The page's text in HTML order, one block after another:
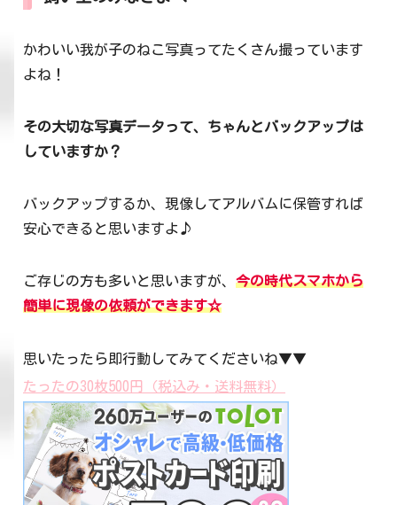
かわいい我が子のねこ写真ってたくさん撮っています
よね！
その大切な写真データって、ちゃんとバックアップは
していますか？
バックアップするか、現像してアルバムに保管すれば
安心できると思いますよ♪
ご存じの方も多いと思いますが、 今の時代スマホから
簡単に現像の依頼ができます☆
思いたったら即行動してみてくださいね▼▼
たったの30枚500円（税込み・送料無料）